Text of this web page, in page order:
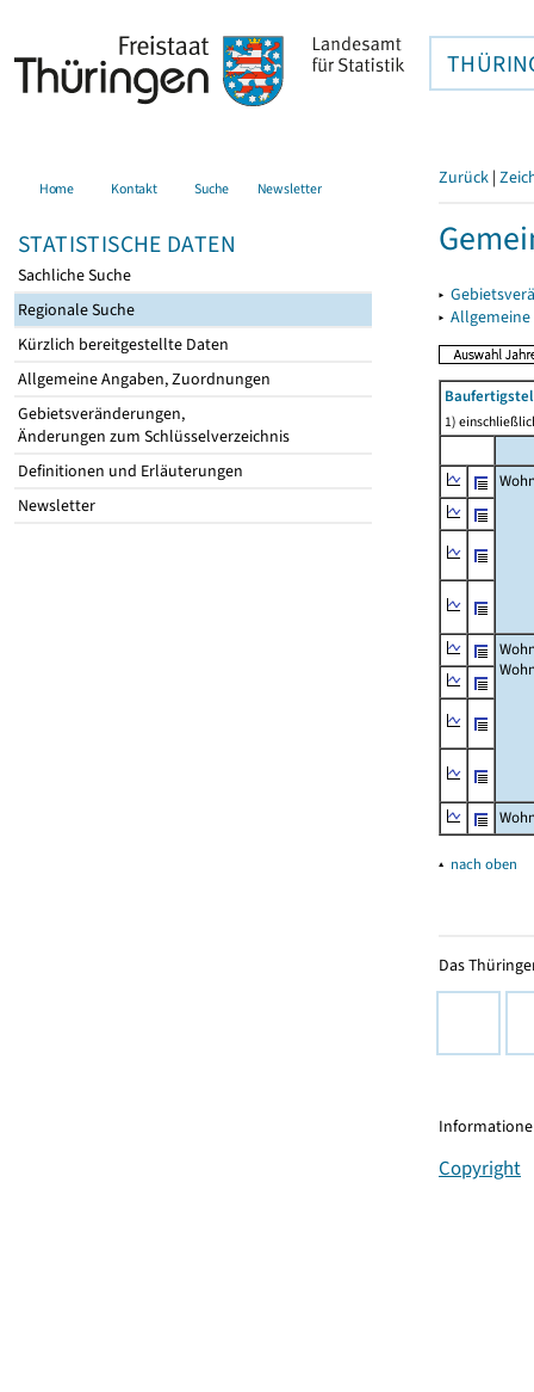
Home Kontakt Suche Newsletter
STATISTISCHE DATEN
Sachliche Suche
Regionale Suche
Kürzlich bereitgestellte Daten
Allgemeine Angaben, Zuordnungen
Gebietsveränderungen,
Änderungen zum Schlüsselverzeichnis
Definitionen und Erläuterungen
Newsletter
Zurück |
▸
▸
1)
▴ nach oben
Das
Copyright